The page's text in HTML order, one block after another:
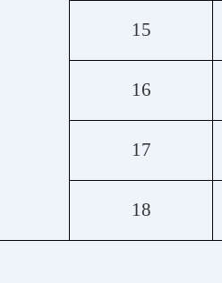
15
16
17
18